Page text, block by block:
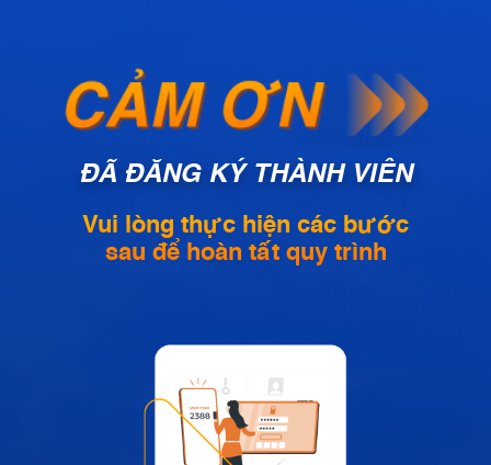
ĐÃ ĐĂNG KÝ THÀNH VIÊN
Vui lòng thực hiện các bước
sau để hoàn tất quy trình